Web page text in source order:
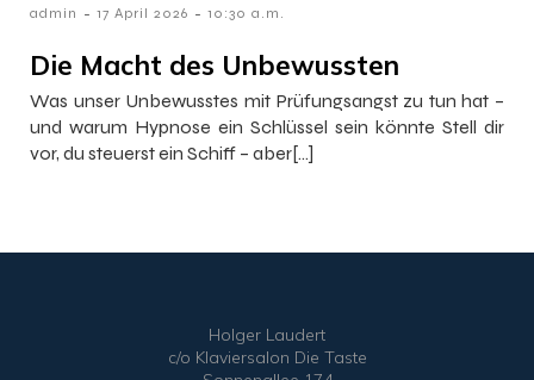
admin - 17 April 2026 - 10:30 a.m.
Die Macht des Unbewussten
Was unser Unbewusstes mit Prüfungsangst zu tun hat –
und warum Hypnose ein Schlüssel sein könnte Stell dir
vor, du steuerst ein Schiff – aber[…]
Holger Laudert
c/o Klaviersalon Die Taste